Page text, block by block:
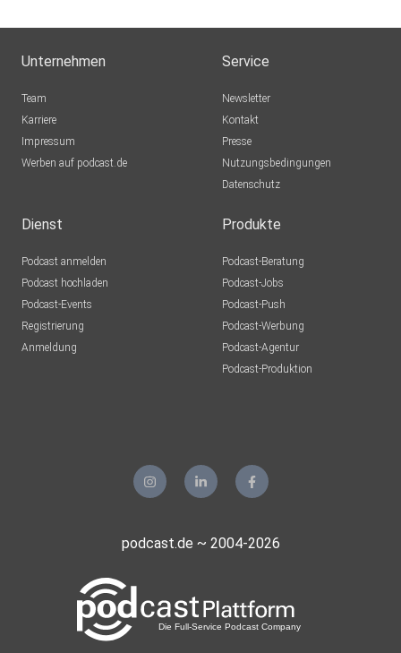
Unternehmen
Team
Karriere
Impressum
Werben auf podcast.de
Service
Newsletter
Kontakt
Presse
Nutzungsbedingungen
Datenschutz
Dienst
Podcast anmelden
Podcast hochladen
Podcast-Events
Registrierung
Anmeldung
Produkte
Podcast-Beratung
Podcast-Jobs
Podcast-Push
Podcast-Werbung
Podcast-Agentur
Podcast-Produktion
podcast.de ~ 2004-2026